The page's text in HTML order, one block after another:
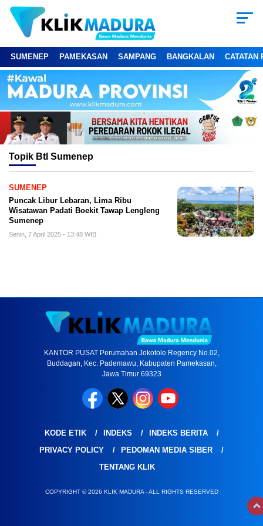
SUMENEP PAMEKASAN SAMPANG BANGKALAN CATATAN
Topik Btl Sumenep
SUMENEP
Puncak Libur Lebaran, Lima Ribu
Wisatawan Padati Boekit Tawap Lengleng
Sumenep
Senin, 7 April 2025 - 13:48 WIB
KANTOR PUSAT Perumahan Jokotole Regency No.02,
Buddagan, Kec. Pademawu, Kabupaten Pamekasan,
Jawa Timur 69323
KODE ETIK INDEKS
INDEKS BERITA
PRIVACY POLICY
PEDOMAN MEDIA SIBER
TENTANG KLIK
COPYRIGHT © 2026 KLIK MADURA - ALL RIGHTS RESERVED